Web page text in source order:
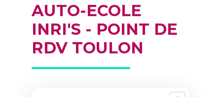
AUTO-ECOLE
INRI'S - POINT DE
RDV TOULON